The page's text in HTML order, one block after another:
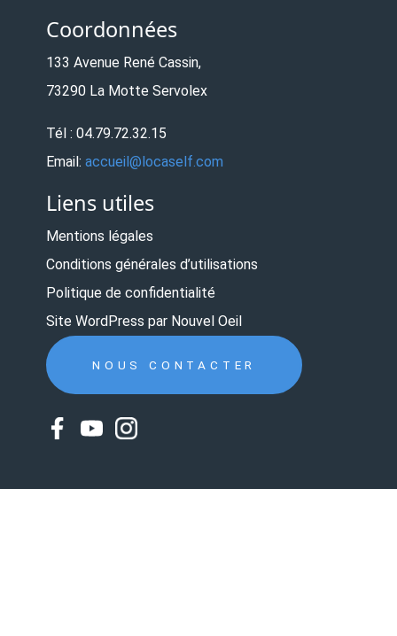
Coordonnées
133 Avenue René Cassin,
73290 La Motte Servolex
Tél : 04.79.72.32.15
Email: accueil@locaself.com
Liens utiles
Mentions légales
Conditions générales d’utilisations
Politique de confidentialité
Site WordPress par Nouvel Oeil
NOUS CONTACTER